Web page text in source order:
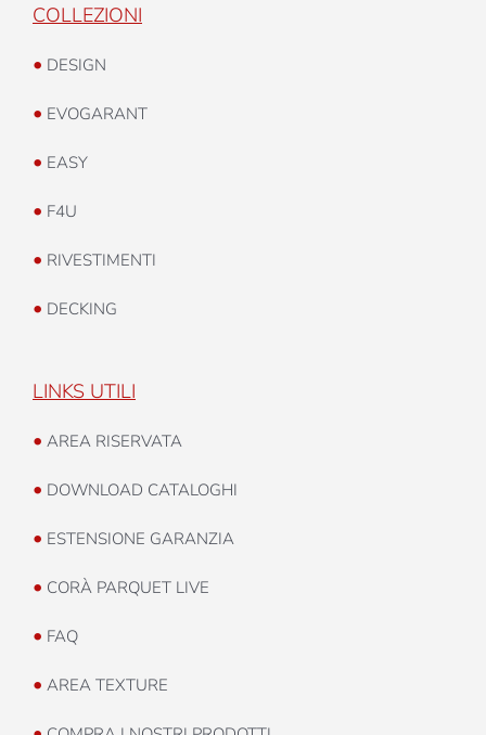
COLLEZIONI
• DESIGN
• EVOGARANT
• EASY
• F4U
• RIVESTIMENTI
• DECKING
LINKS UTILI
• AREA RISERVATA
• DOWNLOAD CATALOGHI
• ESTENSIONE GARANZIA
• CORÀ PARQUET LIVE
• FAQ
• AREA TEXTURE